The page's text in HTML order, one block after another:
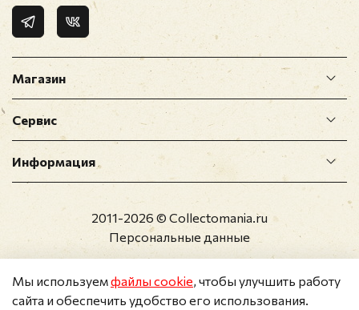
Магазин
Сервис
Информация
2011-2026 © Collectomania.ru
Персональные данные
Мы используемфайлы cookie, чтобы улучшить работу
сайта и обеспечить удобство его использования.